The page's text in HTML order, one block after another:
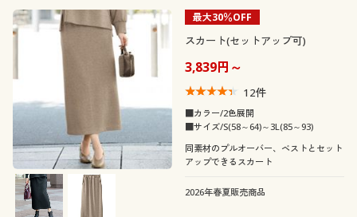
最大30％OFF
スカート(セットアップ可)
3,839円～
12件
■カラー/2色展開
■サイズ/S(58～64)～3L(85～93)
同素材のプルオーバー、ベストとセット
アップできるスカート
2026年春夏販売商品